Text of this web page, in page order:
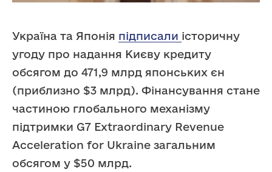
Україна та Японія підписали історичну
угоду про надання Києву кредиту
обсягом до 471,9 млрд японських єн
(приблизно $3 млрд). Фінансування стане
частиною глобального механізму
підтримки G7 Extraordinary Revenue
Acceleration for Ukraine загальним
обсягом у $50 млрд.